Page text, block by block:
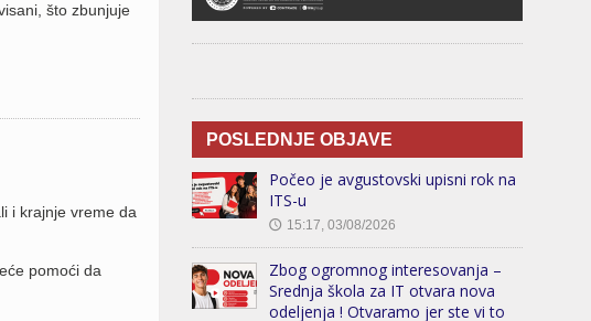
što zbunjuje
i krajnje vreme da
pomoći da
POSLEDNJE OBJAVE
Počeo je avgustovski upisni rok na
ITS-u
🕔 15:17, 03/08/2026
Zbog ogromnog interesovanja –
Srednja škola za IT otvara nova
odeljenja ! Otvaramo jer ste vi to